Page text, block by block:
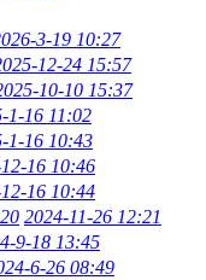
3-19 10:27
12-24 15:57
10-10 15:37
1-16 11:02
1-16 10:43
16 10:46
16 10:44
2024-11-26 12:21
9-18 13:45
6-26 08:49